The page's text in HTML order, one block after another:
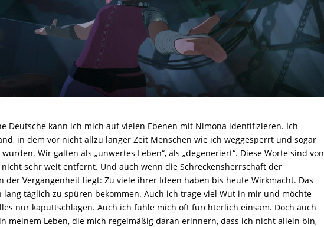
Deutsche kann ich mich auf vielen Ebenen mit Nimona identifizieren. Ich
in dem vor nicht allzu langer Zeit Menschen wie ich weggesperrt und sogar
Wir galten als „unwertes Leben“, als „degeneriert“. Diese Worte sind von
nicht sehr weit entfernt. Und auch wenn die Schreckensherrschaft der
der Vergangenheit liegt: Zu viele ihrer Ideen haben bis heute Wirkmacht. Das
lang täglich zu spüren bekommen. Auch ich trage viel Wut in mir und möchte
nur kaputtschlagen. Auch ich fühle mich oft fürchterlich einsam. Doch auch
meinem Leben, die mich regelmäßig daran erinnern, dass ich nicht allein bin,